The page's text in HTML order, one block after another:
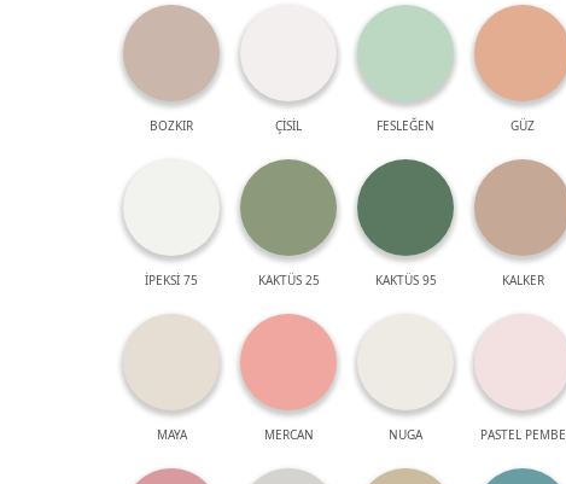
BOZKIR ÇİSİL FESLEĞEN GÜZ
İPEKSİ 75 KAKTÜS 25 KAKTÜS 95 KALKER
MAYA MERCAN NUGA PASTEL PEMBE